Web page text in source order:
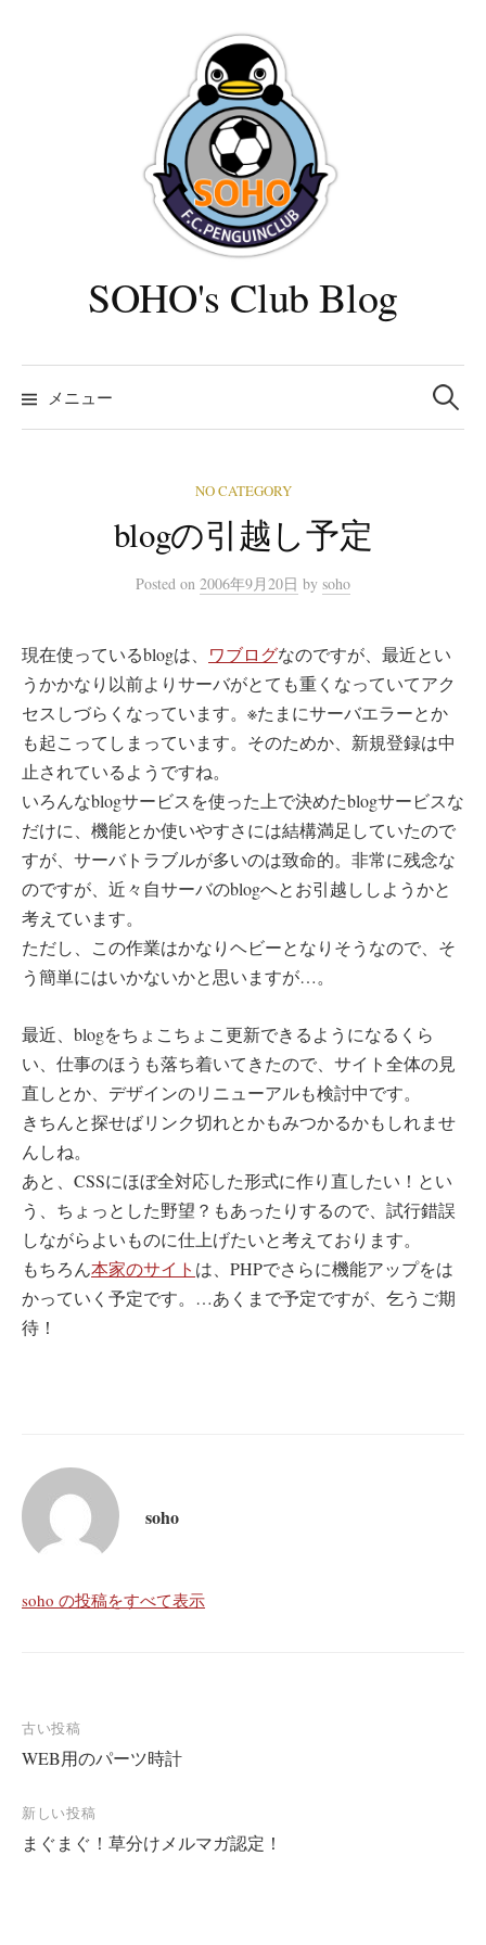
SOHO's Club Blog
メニュー
検
索:
NO CATEGORY
blogの引越し予定
Posted on 2006年9月20日 by soho
現在使っているblogは、 ワブログなのですが、最近とい
うかかなり以前よりサーバがとても重くなっていてアク
セスしづらくなっています。※たまにサーバエラーとか
も起こってしまっています。そのためか、新規登録は中
止されているようですね。
いろんなblogサービスを使った上で決めたblogサービスな
だけに、機能とか使いやすさには結構満足していたので
すが、サーバトラブルが多いのは致命的。非常に残念な
のですが、近々自サーバのblogへとお引越ししようかと
考えています。
ただし、この作業はかなりヘビーとなりそうなので、そ
う簡単にはいかないかと思いますが…。
最近、blogをちょこちょこ更新できるようになるくら
い、仕事のほうも落ち着いてきたので、サイト全体の見
直しとか、デザインのリニューアルも検討中です。
きちんと探せばリンク切れとかもみつかるかもしれませ
んしね。
あと、CSSにほぼ全対応した形式に作り直したい！とい
う、ちょっとした野望？もあったりするので、試行錯誤
しながらよいものに仕上げたいと考えております。
もちろん本家のサイト は、PHPでさらに機能アップをは
かっていく予定です。…あくまで予定ですが、乞うご期
待！
soho
soho の投稿をすべて表示
投
稿
ナ
ビ
ゲ
古い投稿
WEB用のパーツ時計
新しい投稿
まぐまぐ！草分けメルマガ認定！